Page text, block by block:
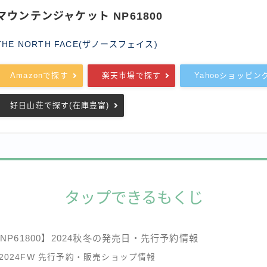
ウンテンジャケット NP61800
NORTH FACE(ザノースフェイス)
Amazonで探す 楽天市場で探す Yahooショッピン
好日山荘で探す(在庫豊富)
タップできるもくじ
】2024秋冬の発売日・先行予約情報
先行予約・販売ショップ情報